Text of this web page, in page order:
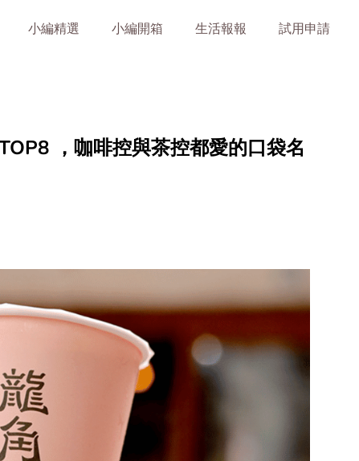
小編精選 小編開箱 生活報報 試用申請
，咖啡控與茶控都愛的口袋名